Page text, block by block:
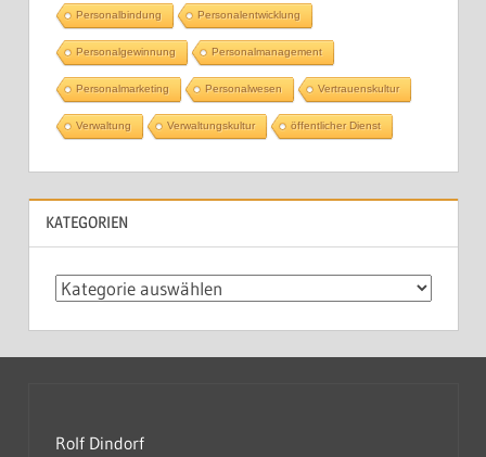
Personalbindung Personalentwicklung
Personalgewinnung Personalmanagement
Personalmarketing Personalwesen Vertrauenskultur
Verwaltung Verwaltungskultur öffentlicher Dienst
KATEGORIEN
Kategorien
Rolf Dindorf